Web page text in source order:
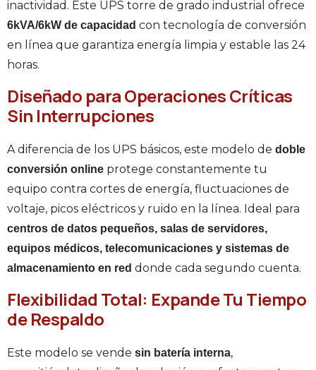
inactividad. Este UPS torre de grado industrial ofrece
6kVA/6kW de capacidad con tecnología de conversión
en línea que garantiza energía limpia y estable las 24
horas.
Diseñado para Operaciones Críticas
Sin Interrupciones
A diferencia de los UPS básicos, este modelo de doble
conversión online protege constantemente tu
equipo contra cortes de energía, fluctuaciones de
voltaje, picos eléctricos y ruido en la línea. Ideal para
centros de datos pequeños, salas de servidores,
equipos médicos, telecomunicaciones y sistemas de
almacenamiento en red donde cada segundo cuenta.
Flexibilidad Total: Expande Tu Tiempo
de Respaldo
Este modelo se vende sin batería interna,